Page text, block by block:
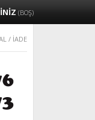
(BOŞ)
/ İADE